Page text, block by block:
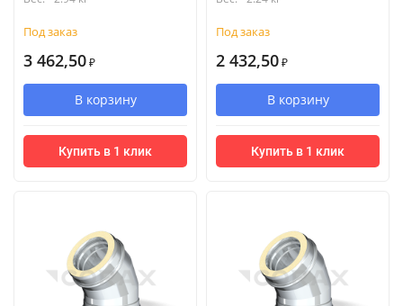
Под заказ
3 462,50 ₽
В корзину
Купить в 1 клик
Под заказ
2 432,50 ₽
В корзину
Купить в 1 клик